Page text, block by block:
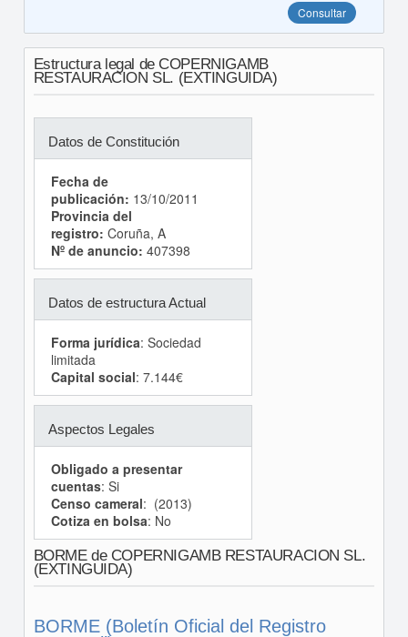
Consultar
Estructura legal de COPERNIGAMB
RESTAURACION SL. (EXTINGUIDA)
Datos de Constitución
Fecha de
publicación: 13/10/2011
Provincia del
registro: Coruña, A
Nº de anuncio: 407398
Datos de estructura Actual
Forma jurídica: Sociedad
limitada
Capital social: 7.144€
Aspectos Legales
Obligado a presentar
cuentas: Si
Censo cameral: (2013)
Cotiza en bolsa: No
BORME de COPERNIGAMB RESTAURACION SL.
(EXTINGUIDA)
BORME (Boletín Oficial del Registro